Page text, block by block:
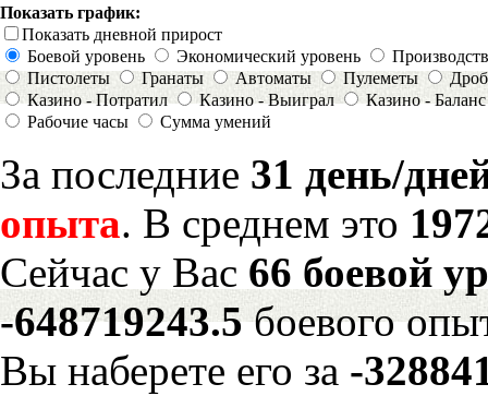
Показать график:
Показать дневной прирост
Боевой уровень
Экономический уровень
Пистолеты
Гранаты Автоматы Пулеметы
Казино - Потратил
Казино - Выиграл
Казино - Баланс
Рабочие часы
Сумма умений
За последние 31 день/
опыта. В среднем это
Сейчас у Вас 66 боевой
-648719243.5боевого
Вы наберете его за -